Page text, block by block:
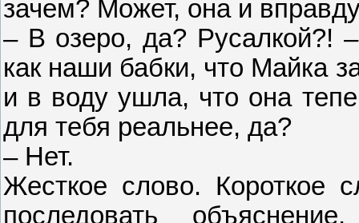
зачем? Может, она и
– В озеро, да? Русалкой?!
как наши бабки, что Майка
и в воду ушла, что она
для тебя реальнее, да?
– Нет.
Жесткое слово. Короткое
последовать